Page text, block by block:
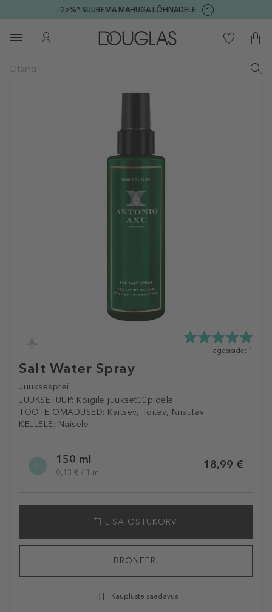
-25%* SUUREMA MAHUGA LÕHNADELE
Salt Water Spray
Juuksesprei
JUUKSETÜÜP: Kõigile juuksetüüpidele
TOOTE OMADUSED: Kaitsev, Toitev, Niisutav
KELLELE: Naisele
5.0
Tagasiside: 1
variation150 ml
0,13 € / 1 ml
18,99 €
LISA OSTUKORVI
BRONEERI
Kaupluste saadavus